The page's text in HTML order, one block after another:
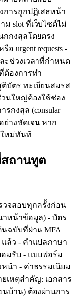
การถูกปฏิเสธหน้า
ม slot ที่เว็บไซต์ไม่
กกงสุลโดยตรง —
urgent requests -
ะช่วงเวลาที่กำหนด
ต้องการทำ
ติบัตร ทะเบียนสมรส
นใหญ่ต้องใช้ช่อง
รกงสุล (consular
อย่างชัดเจน หาก
ใหม่ทันที
สถานทูต
วจสอบทุกครั้งก่อน
าหน้าข้อมูล) - บัตร
นฉบับที่ผ่าน MFA
แล้ว - คำแปลภาษา
มรับ - แบบฟอร์ม
น้า - ค่าธรรมเนียม
เหตุสำคัญ: เอกสาร
นบ้าน) ต้องผ่านการ